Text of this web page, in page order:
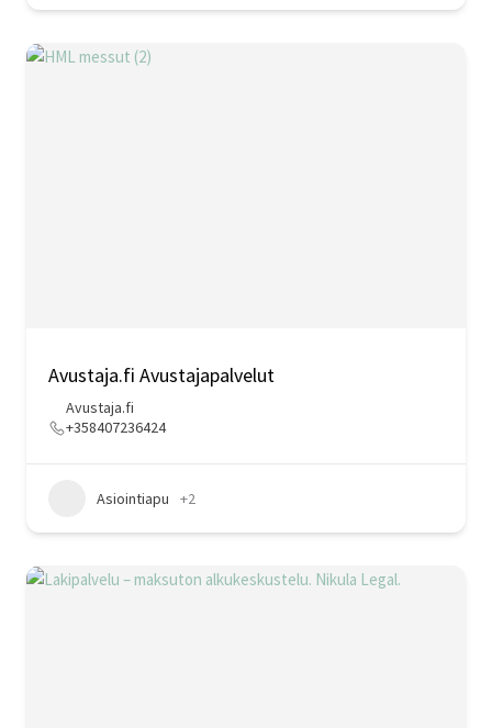
Avustaja.fi Avustajapalvelut
Avustaja.fi
+358407236424
Asiointiapu +2